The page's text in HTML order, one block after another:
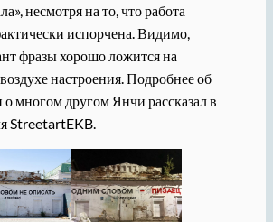
несмотря на то, что работа
испорчена. Видимо,
фразы хорошо ложится на
настроения. Подробнее об
о многом другом Янчи рассказал в
StreetartEKB.